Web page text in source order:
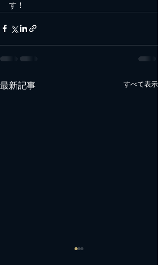
す！
最新記事 すべて表示